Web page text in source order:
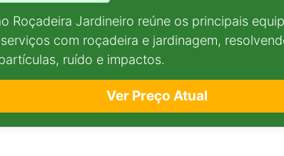
Roçadeira Jardineiro reúne os principais
com roçadeira e jardinagem,
ruído e impactos.
Ver Preço Atual